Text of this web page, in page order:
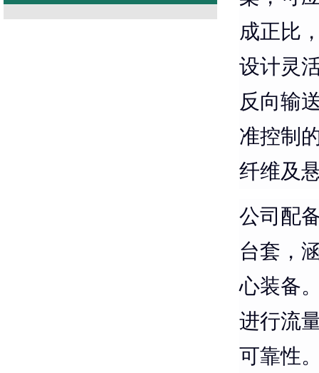
成正比
设计灵
反向输
准控制
纤维及
公司配
台套，
心装备
进行流
可靠性